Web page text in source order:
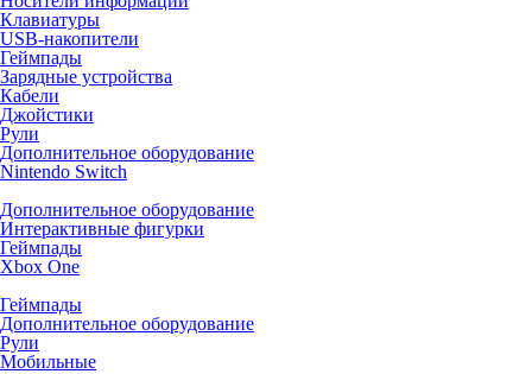
Клавиатуры
USB-накопители
Геймпады
Зарядные устройства
Кабели
Джойстики
Рули
Дополнительное оборудование
Nintendo Switch
Дополнительное оборудование
Интерактивные фигурки
Геймпады
Xbox One
Геймпады
Дополнительное оборудование
Рули
Мобильные